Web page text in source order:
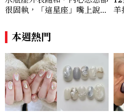
很固執，「這星座」嘴上說都
選！12星座最難被改變的一
面
羊
本週熱門